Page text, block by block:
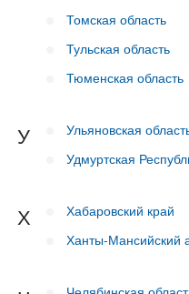
Томская область
Тульская область
Тюменская область
У
Ульяновская
Удмуртская
Х
Хабаровский край
Ханты-Мансийский